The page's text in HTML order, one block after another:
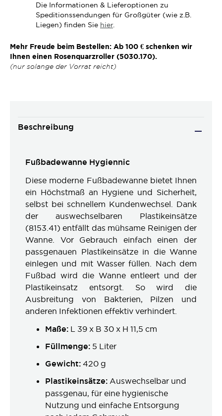
Die Informationen & Lieferoptionen zu
Speditionssendungen für Großgüter (wie z.B.
Liegen) finden Sie hier.
Mehr Freude beim Bestellen: Ab 100 € schenken wir
Ihnen einen Rosenquarzroller (5030.170).
(nur solange der Vorrat reicht)
Beschreibung
Fußbadewanne Hygiennic
Diese moderne Fußbadewanne bietet Ihnen
ein Höchstmaß an Hygiene und Sicherheit,
selbst bei schnellem Kundenwechsel. Dank
der auswechselbaren Plastikeinsätze
(8153.41) entfällt das mühsame Reinigen der
Wanne. Vor Gebrauch einfach einen der
passgenauen Plastikeinsätze in die Wanne
einlegen und mit Wasser füllen. Nach dem
Fußbad wird die Wanne entleert und der
Plastikeinsatz entsorgt. So wird die
Ausbreitung von Bakterien, Pilzen und
anderen Infektionen effektiv verhindert.
Maße: L 39 x B 30 x H 11,5 cm
Füllmenge: 5 Liter
Gewicht: 420 g
Plastikeinsätze: Auswechselbar und
passgenau, für eine hygienische
Nutzung und einfache Entsorgung